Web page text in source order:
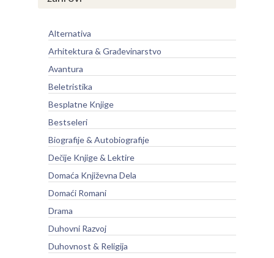
Alternativa
Arhitektura & Građevinarstvo
Avantura
Beletristika
Besplatne Knjige
Bestseleri
Biografije & Autobiografije
Dečije Knjige & Lektire
Domaća Književna Dela
Domaći Romani
Drama
Duhovni Razvoj
Duhovnost & Religija